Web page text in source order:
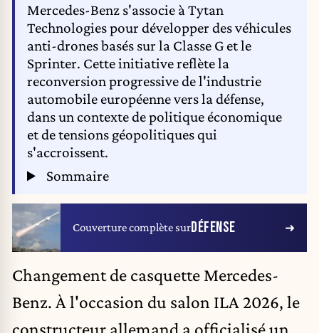
Mercedes-Benz s'associe à Tytan
Technologies pour développer des véhicules
anti-drones basés sur la Classe G et le
Sprinter. Cette initiative reflète la
reconversion progressive de l'industrie
automobile européenne vers la défense,
dans un contexte de politique économique
et de tensions géopolitiques qui
s'accroissent.
Sommaire
Couverture complète surDÉFENSE
Changement de casquette Mercedes-
Benz. À l'occasion du salon ILA 2026, le
constructeur allemand a officialisé un